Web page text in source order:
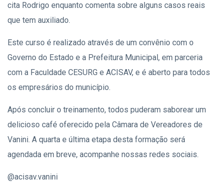
cita Rodrigo enquanto comenta sobre alguns casos reais
que tem auxiliado.
Este curso é realizado através de um convênio com o
Governo do Estado e a Prefeitura Municipal, em parceria
com a Faculdade CESURG e ACISAV, e é aberto para todos
os empresários do município.
Após concluir o treinamento, todos puderam saborear um
delicioso café oferecido pela Câmara de Vereadores de
Vanini. A quarta e última etapa desta formação será
agendada em breve, acompanhe nossas redes sociais.
@acisav.vanini